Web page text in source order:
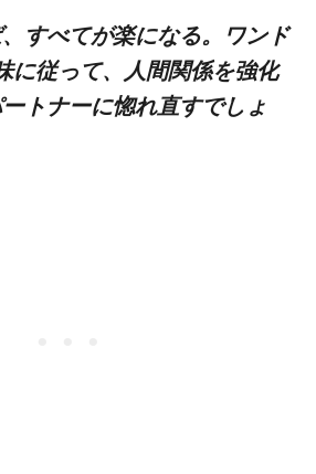
すべてが楽になる。ワンド
に従って、人間関係を強化
トナーに惚れ直すでしょ